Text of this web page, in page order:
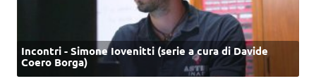
Incontri - Simone Iovenitti (serie a cura di Davide
Coero Borga)